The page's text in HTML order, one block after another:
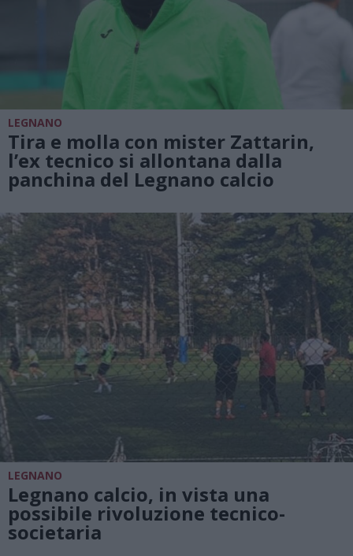
LEGNANO
Tira e molla con mister Zattarin,
l’ex tecnico si allontana dalla
panchina del Legnano calcio
LEGNANO
Legnano calcio, in vista una
possibile rivoluzione tecnico-
societaria